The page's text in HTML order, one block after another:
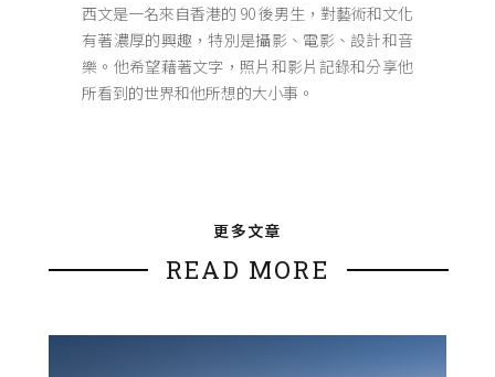
西文是一名來自香港的 90 後男生，對藝術和文化
有著濃厚的興趣，特別是攝影、電影、設計和音
樂。他希望藉著文字，照片和影片記錄和分享他
所看到的世界和他所想的大小事。
更多文章
READ MORE